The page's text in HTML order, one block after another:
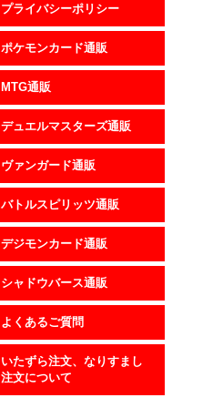
プライバシーポリシー
ポケモンカード通販
MTG通販
デュエルマスターズ通販
ヴァンガード通販
バトルスピリッツ通販
デジモンカード通販
シャドウバース通販
よくあるご質問
いたずら注文、なりすまし
注文について